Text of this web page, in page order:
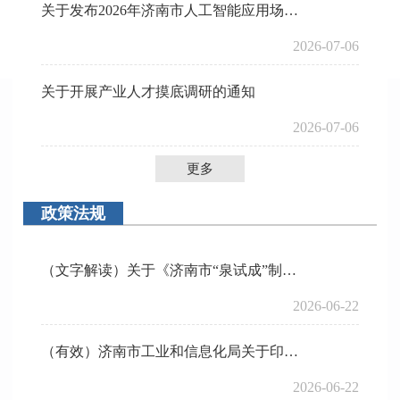
关于发布2026年济南市人工智能应用场景需求并征集解决方案的通知
2026-07-06
关于开展产业人才摸底调研的通知
2026-07-06
更多
政策法规
（文字解读）关于《济南市“泉试成”制造业中试公共服务平台建设方案》的解读
2026-06-22
（有效）济南市工业和信息化局关于印发《济南市“泉试成”制造业中试公共服务平台建设方案》的通知
2026-06-22